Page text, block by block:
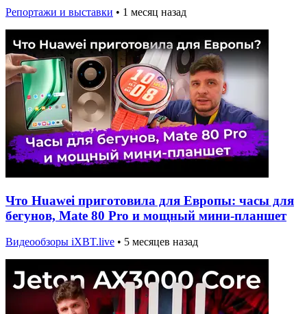
Репортажи и выставки • 1 месяц назад
Что Huawei приготовила для Европы: часы для
бегунов, Mate 80 Pro и мощный мини-планшет
Видеообзоры iXBT.live • 5 месяцев назад